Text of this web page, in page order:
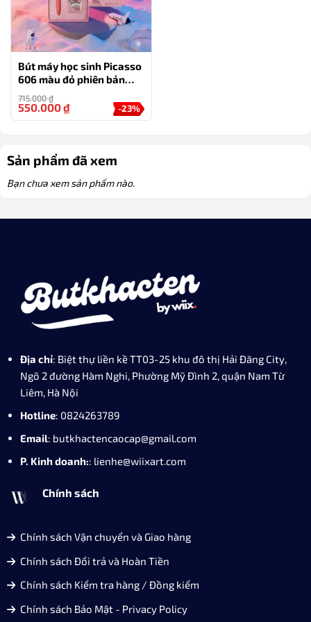
Bút máy thường có chất lượng viết tốt hơn so với
thông thường, giúp viết mượt mà và dễ dàng kiểm soát
độ dày của nét chữ. Ngòi nhỏ (0.38mm) của bút máy
khi ghi chú và làm bài tập.
Bộ sản phẩm gồm: Bút, 6 ống mực, hộp đựng, túi giấy
của hãng. Khi hết mực dễ dàng thay thế hoặc mua mực
để sử dụng lại. Mẫu bút có chất liệu thân được hoàn
thiện bằng hợp kim cao cấp sơn phủ tĩnh điện đem lại
độ bền, tính thẩm mỹ cao trong quá trình sử dụng.
Bút máy học sinh Picasso
606 màu đỏ phiên bản
hàng không vũ trụ
715.000₫
-23%
550.000₫
Sản phẩm đã xem
Bạn chưa xem sản phẩm nào.
Địa chỉ: Biệt thự liền kề TT03-25 khu đô thị Hải Đăng City,
Ngõ 2 đường Hàm Nghi, Phường Mỹ Đình 2, quận Nam Từ
Liêm, Hà Nội
Hotline: 0824263789
Email: butkhactencaocap@gmail.com
P. Kinh doanh:: lienhe@wiixart.com
Chính sách
Chính sách Vận chuyển và Giao hàng
Chính sách Đổi trả và Hoàn Tiền
Chính sách Kiểm tra hàng / Đồng kiểm
Chính sách Bảo Mật - Privacy Policy